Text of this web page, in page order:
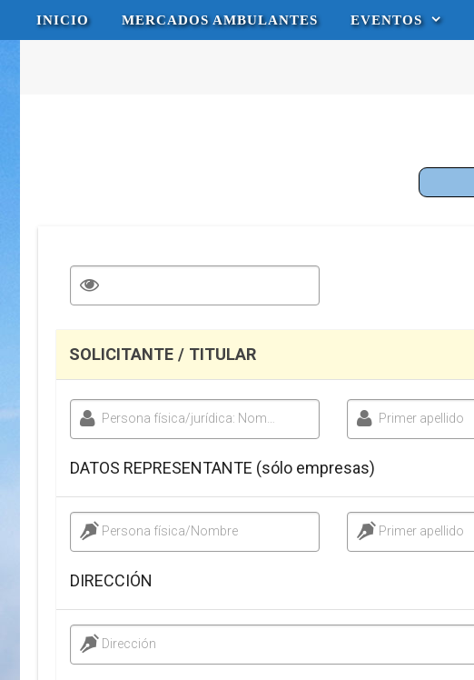
al
INICIO MERCADOS AMBULANTES EVENTOS
SOLICITANTE / TITULAR
Primer apellido
DATOS REPRESENTANTE (sólo empresas)
Persona física/Nombre Primer apellido
DIRECCIÓN
Dirección